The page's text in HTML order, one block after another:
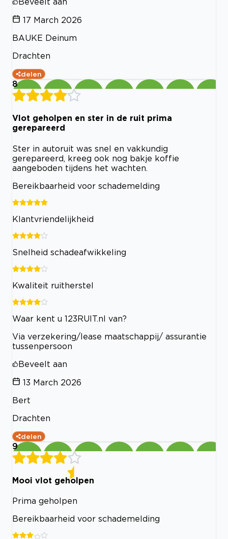
17 March 2026
BAUKE Deinum
Drachten
delen
8
Vlot geholpen en ster in de ruit prima
gerepareerd
Ster in autoruit was snel en vakkundig
gerepareerd, kreeg ook nog bakje koffie
aangeboden tijdens het wachten.
Bereikbaarheid voor schademelding
Klantvriendelijkheid
Snelheid schadeafwikkeling
Kwaliteit ruitherstel
Waar kent u 123RUIT.nl van?
Via verzekering/lease maatschappij/ assurantie
tussenpersoon
Beveelt aan
13 March 2026
Bert
Drachten
delen
9
Mooi vlot geholpen
Prima geholpen
Bereikbaarheid voor schademelding